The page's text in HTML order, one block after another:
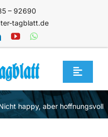
– 92690
tagblatt.de
Toggle
happy, aber hoffnungsvoll